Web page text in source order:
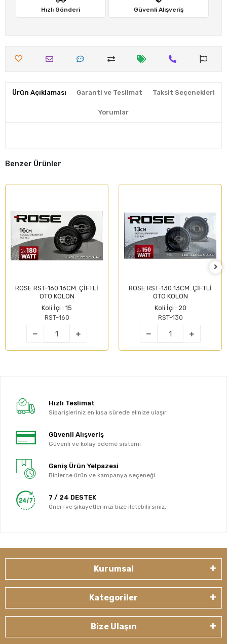
Hızlı Gönderi Güvenli Alışveriş
Ürün Açıklaması Garanti ve Teslimat Taksit Seçenekleri
Yorumlar
Benzer Ürünler
ROSE RST-160 16CM. ÇİFTLİ
OTO KOLON
Koli İçi : 15
RST-160
ROSE RST-130 13CM. ÇİFTLİ
OTO KOLON
Koli İçi : 20
RST-130
Hızlı Teslimat
Siparişleriniz en kısa sürede elinize ulaşır.
Güvenli Alışveriş
Güvenli ve kolay ödeme sistemi
Geniş Ürün Yelpazesi
Binlerce ürün ve kampanya seçeneği
7 / 24 DESTEK
Öneri ve şikayetlerinizi bize iletebilirsiniz.
Kurumsal
Kategoriler
Bize Ulaşın